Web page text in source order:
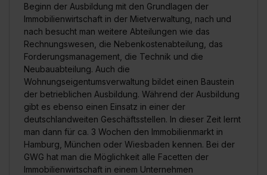
Beginn der Ausbildung mit den Grundlagen der
Immobilienwirtschaft in der Mietverwaltung, nach und
nach besucht man weitere Abteilungen wie das
Rechnungswesen, die Nebenkostenabteilung, das
Forderungsmanagement, die Technik und die
Neubauabteilung. Auch die
Wohnungseigentumsverwaltung bildet einen Baustein
der betrieblichen Ausbildung. Während der Ausbildung
gibt es ebenso einen Einsatz in einer der
deutschlandweiten Geschäftsstellen. In dieser Zeit lernt
man dann für ca. 3 Wochen den Immobilienmarkt in
Hamburg, München oder Wiesbaden kennen. Bei der
GWG hat man die Möglichkeit alle Facetten der
Immobilienwirtschaft in einem Unternehmen